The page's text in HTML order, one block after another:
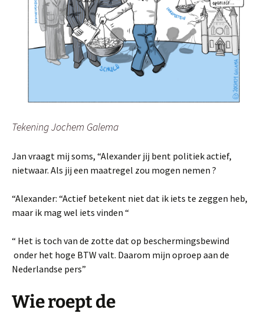
Tekening Jochem Galema
Jan vraagt mij soms, “Alexander jij bent politiek actief,
nietwaar. Als jij een maatregel zou mogen nemen ?
“Alexander: “Actief betekent niet dat ik iets te zeggen heb,
maar ik mag wel iets vinden “
“ Het is toch van de zotte dat op beschermingsbewind
onder het hoge BTW valt. Daarom mijn oproep aan de
Nederlandse pers”
Wie roept de